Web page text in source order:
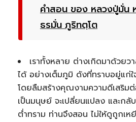
คำสอน ของ หลวงปู่มั่น
ธรมั่น ภูริทตฺโต
เราทั้งหลาย ต่างเกิดมาด้วย
ได้ อย่างเต็มภูมิ ดังที่ทราบอยู่แก่
โดยลืมสร้างคุณงามความดีเสริม
เป็นมนุษย์ จะเปลี่ยนแปลง และกลั
ต่ำทราม ท่านจึงสอน ไม่ให้ดูถูกเห